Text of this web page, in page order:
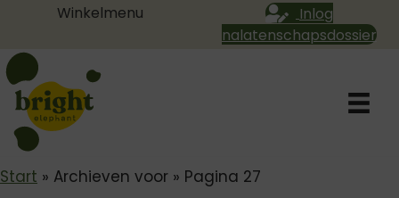
Winkelmenu
Inlog
nalatenschapsdossier
Start » Archieven voor » Pagina 27